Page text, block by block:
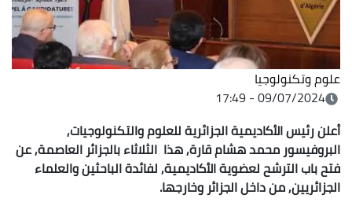
علوم وتكنولوجيا
09/07/2024 - 17:49
أعلن رئيس الأكاديمية الجزائرية للعلوم والتكنولوجيات,
البروفيسور محمد هشام قارة, هذا الثلاثاء بالجزائر العاصمة, عن
فتح باب الترشح لعضوية الأكاديمية, لفائدة الباحثين والعلماء
الجزائريين, من داخل الجزائر وخارجها.